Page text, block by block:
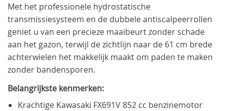
Met het professionele hydrostatische
transmissiesysteem en de dubbele antiscalpeerrollen
geniet u van een precieze maaibeurt zonder schade
aan het gazon, terwijl de zichtlijn naar de 61 cm brede
achterwielen het makkelijk maakt om paden te maken
zonder bandensporen.
Belangrijkste kenmerken:
Krachtige Kawasaki FX691V 852 cc benzinemotor